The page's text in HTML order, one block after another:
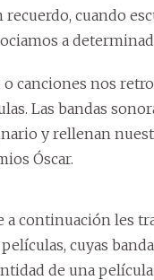
recuerdo, cuando
a
canciones nos
Las bandas
y rellenan
Óscar.
a continuación les
cuyas
de una